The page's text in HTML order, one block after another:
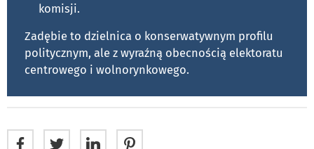
komisji.
Zadębie to dzielnica o konserwatywnym profilu
politycznym, ale z wyraźną obecnością elektoratu
centrowego i wolnorynkowego.